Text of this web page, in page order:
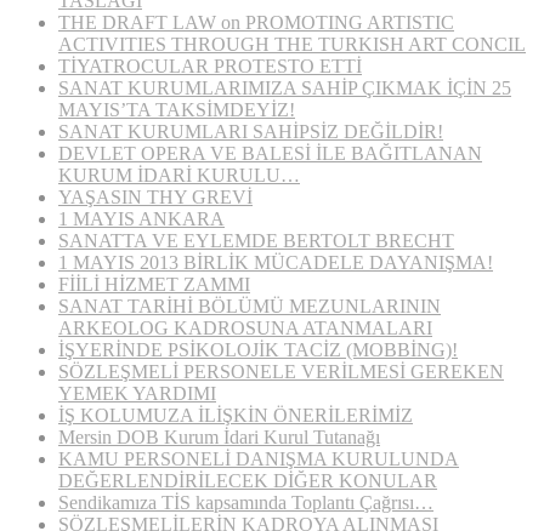
THE DRAFT LAW on PROMOTING ARTISTIC
ACTIVITIES THROUGH THE TURKISH ART CONCIL
TİYATROCULAR PROTESTO ETTİ
SANAT KURUMLARIMIZA SAHİP ÇIKMAK İÇİN 25
MAYIS’TA TAKSİMDEYİZ!
SANAT KURUMLARI SAHİPSİZ DEĞİLDİR!
DEVLET OPERA VE BALESİ İLE BAĞITLANAN
KURUM İDARİ KURULU…
YAŞASIN THY GREVİ
1 MAYIS ANKARA
SANATTA VE EYLEMDE BERTOLT BRECHT
1 MAYIS 2013 BİRLİK MÜCADELE DAYANIŞMA!
FİİLİ HİZMET ZAMMI
SANAT TARİHİ BÖLÜMÜ MEZUNLARININ
ARKEOLOG KADROSUNA ATANMALARI
İŞYERİNDE PSİKOLOJİK TACİZ (MOBBİNG)!
SÖZLEŞMELİ PERSONELE VERİLMESİ GEREKEN
YEMEK YARDIMI
İŞ KOLUMUZA İLİŞKİN ÖNERİLERİMİZ
Mersin DOB Kurum İdari Kurul Tutanağı
KAMU PERSONELİ DANIŞMA KURULUNDA
DEĞERLENDİRİLECEK DİĞER KONULAR
Sendikamıza TİS kapsamında Toplantı Çağrısı…
SÖZLEŞMELİLERİN KADROYA ALINMASI